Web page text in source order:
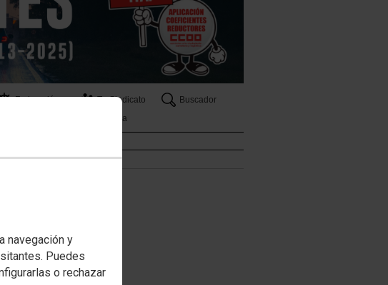
navegación y
Puedes
o rechazar
Federación Tu Sindicato
Buscador
Tribuna